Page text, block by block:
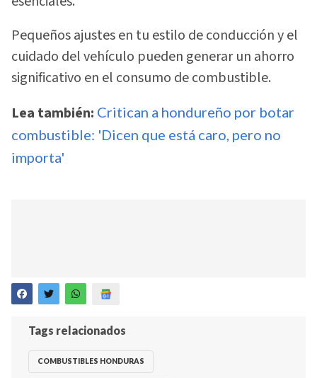
Pequeños ajustes en tu estilo de conducción y el
cuidado del vehículo pueden generar un ahorro
significativo en el consumo de combustible.
Lea también: Critican a hondureño por botar
combustible: 'Dicen que está caro, pero no
importa'
Tags relacionados
COMBUSTIBLES HONDURAS